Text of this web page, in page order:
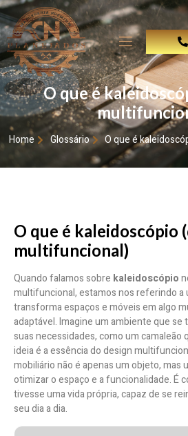
O que é
Home Glossário O que é
O que é kaleidoscópio
multifuncional)
Quando falamos sobre kaleidoscópio
multifuncional, estamos nos referindo a
transforma espaços e móveis em algo
adaptável. Imagine um ambiente que
suas necessidades, como um camaleão
ideia é a essência do design
mobiliário não é apenas um objeto, mas
otimizar o espaço e a funcionalidade. É
tivesse uma vida própria, capaz de se
seu dia a dia.